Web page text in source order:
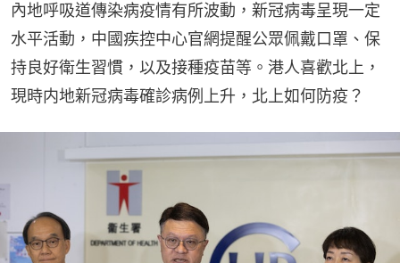
內地呼吸道傳染病疫情有所波動，新冠病毒呈現一定
水平活動，中國疾控中心官網提醒公眾佩戴口罩、保
持良好衛生習慣，以及接種疫苗等。港人喜歡北上，
現時内地新冠病毒確診病例上升，北上如何防疫？